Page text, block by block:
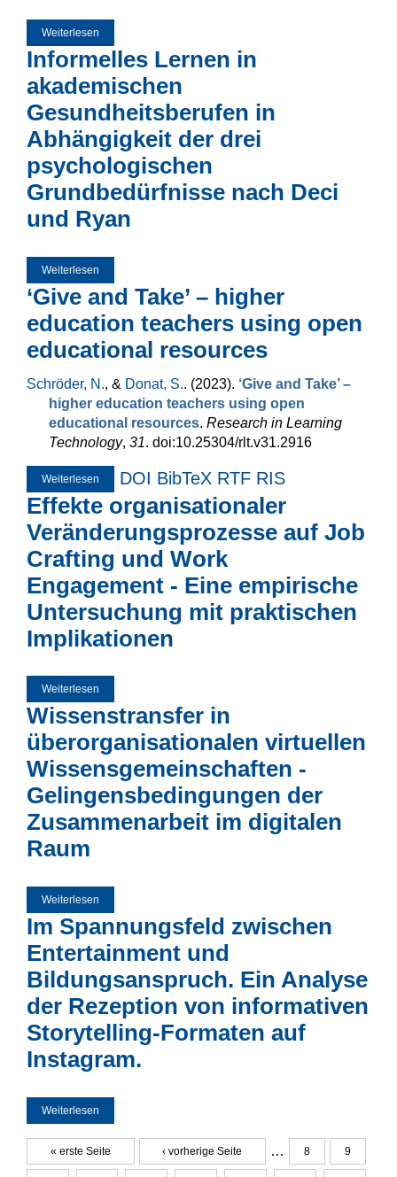
Weiterlesen
der Behindertenhilfe - Digitalisierung in der Bildungsarbeit
von Werkstätten für Menschen mit Behinderung
Informelles Lernen in
akademischen
Gesundheitsberufen in
Abhängigkeit der drei
psychologischen
Grundbedürfnisse nach Deci
und Ryan
Weiterlesen
psychologischen Grundbedürfnisse nach Deci und Ryan
‘Give and Take’ – higher
education teachers using open
educational resources
Schröder, N., & Donat, S.. (2023). ‘Give and Take’ –
higher education teachers using open
educational resources. Research in Learning
Technology, 31. doi:10.25304/rlt.v31.2916
Weiterlesen über ‘Give and Take’ – higher education teachers using
DOI BibTeX RTF RIS
Effekte organisationaler
Veränderungsprozesse auf Job
Crafting und Work
Engagement - Eine empirische
Untersuchung mit praktischen
Implikationen
Weiterlesen
Job Crafting und Work Engagement - Eine empirische
Untersuchung mit praktischen Implikationen
Wissenstransfer in
überorganisationalen virtuellen
Wissensgemeinschaften -
Gelingensbedingungen der
Zusammenarbeit im digitalen
Raum
Weiterlesen
Wissensgemeinschaften - Gelingensbedingungen der
Zusammenarbeit im digitalen Raum
Im Spannungsfeld zwischen
Entertainment und
Bildungsanspruch. Ein Analyse
der Rezeption von informativen
Storytelling-Formaten auf
Instagram.
Weiterlesen
Bildungsanspruch. Ein Analyse der Rezeption von
Seiten
« erste Seite ‹ vorherige Seite … 8 9